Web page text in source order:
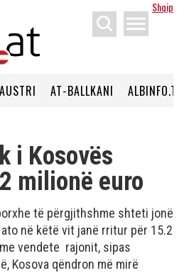
Shqip
menu
AT-BALLKANI ALBINFO.TV
i Kosovës
milionë euro
të përgjithshme shteti jonë
në këtë vit janë rritur për 15.2
vendete rajonit, sipas
Kosova qëndron më mirë